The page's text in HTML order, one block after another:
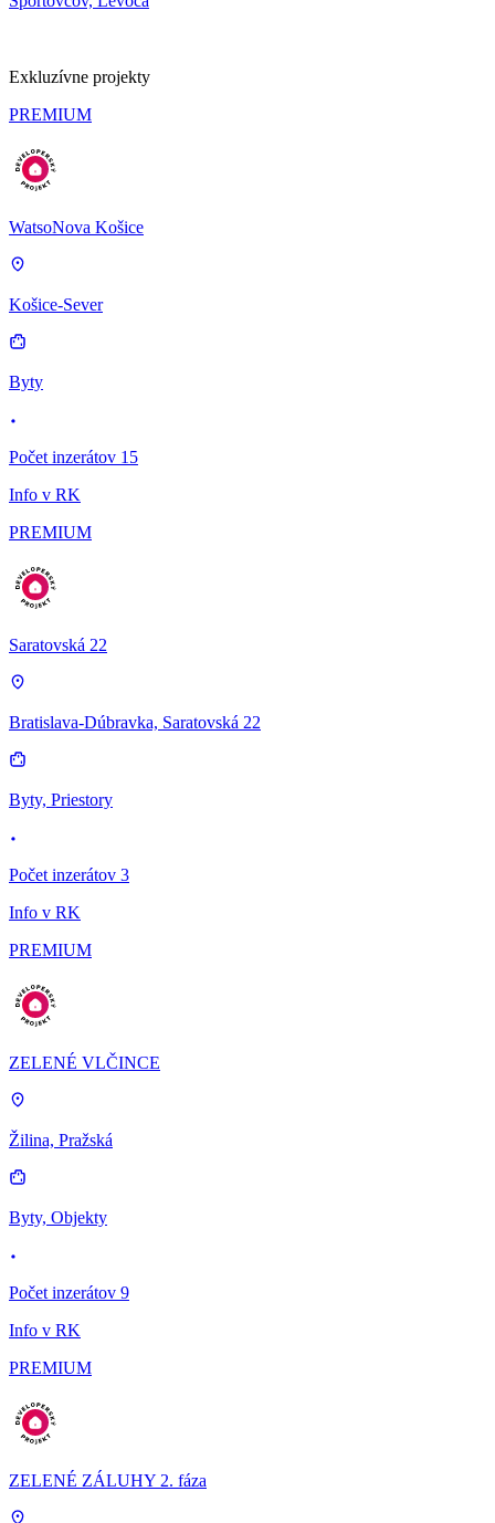
Exkluzívne projekty
PREMIUM
WatsoNova Košice
Košice-Sever
Byty
Počet inzerátov 15
Info v RK
PREMIUM
Saratovská 22
Bratislava-Dúbravka, Saratovská 22
Byty, Priestory
Počet inzerátov 3
Info v RK
PREMIUM
ZELENÉ VLČINCE
Žilina, Pražská
Byty, Objekty
Počet inzerátov 9
Info v RK
PREMIUM
ZELENÉ ZÁLUHY 2. fáza